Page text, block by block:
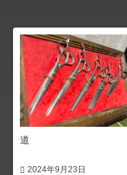
道
2024年9月23日